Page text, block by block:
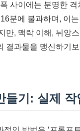
사이에는 분명한
분에 불과하며, 이
만, 맥락 이해, 뉘앙
결과물을 맹신하기
들기: 실제 작